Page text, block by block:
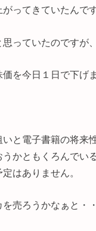
ってきていたんで
っていたのですが、
を今日１日で下げ
と電子書籍の将来
かともくろんでい
はありません。
売ろうかなぁと・・